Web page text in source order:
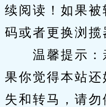
续阅读！如果
码或者更换浏揽
温馨提示：
果你觉得本站
失和转马，请勿